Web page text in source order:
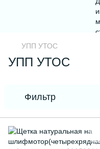
УПП УТОС
УПП УТОС
Фильтр